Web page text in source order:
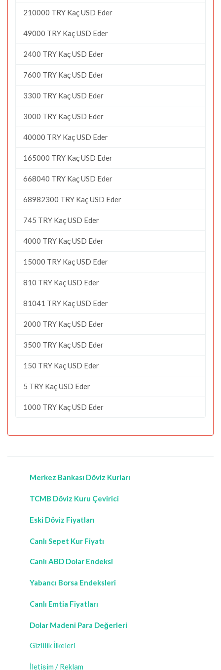
210000 TRY Kaç USD Eder
49000 TRY Kaç USD Eder
2400 TRY Kaç USD Eder
7600 TRY Kaç USD Eder
3300 TRY Kaç USD Eder
3000 TRY Kaç USD Eder
40000 TRY Kaç USD Eder
165000 TRY Kaç USD Eder
668040 TRY Kaç USD Eder
68982300 TRY Kaç USD Eder
745 TRY Kaç USD Eder
4000 TRY Kaç USD Eder
15000 TRY Kaç USD Eder
810 TRY Kaç USD Eder
81041 TRY Kaç USD Eder
2000 TRY Kaç USD Eder
3500 TRY Kaç USD Eder
150 TRY Kaç USD Eder
5 TRY Kaç USD Eder
1000 TRY Kaç USD Eder
Merkez Bankası Döviz Kurları
TCMB Döviz Kuru Çevirici
Eski Döviz Fiyatları
Canlı Sepet Kur Fiyatı
Canlı ABD Dolar Endeksi
Yabancı Borsa Endeksleri
Canlı Emtia Fiyatları
Dolar Madeni Para Değerleri
Gizlilik İlkeleri
İletişim / Reklam